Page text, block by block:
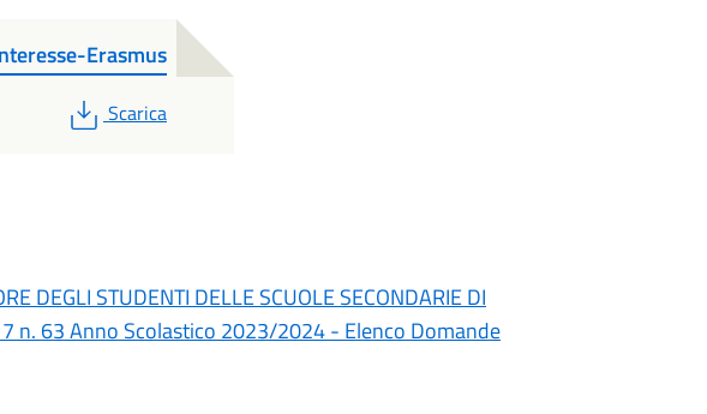
Erasmus
PDF
Scarica
DEGLI STUDENTI DELLE SCUOLE SECONDARIE DI
n. 63 Anno Scolastico 2023/2024 - Elenco Domande